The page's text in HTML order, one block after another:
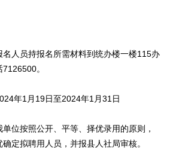
人员持报名所需材料到统办楼一楼115办
。
年1月19日至2024年1月31日
按照公开、平等、择优录用的原则，
定拟聘用人员，并报县人社局审核。